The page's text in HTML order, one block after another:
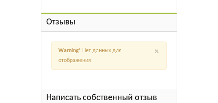
Отзывы
×
Warning! Нет данных для
отображения
Написать собственный отзыв